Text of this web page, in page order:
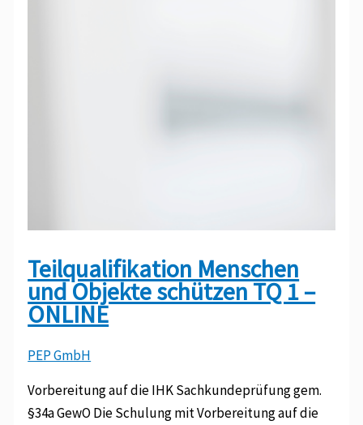
Teilqualifikation Menschen
und Objekte schützen TQ 1 –
ONLINE
PEP GmbH
Vorbereitung auf die IHK Sachkundeprüfung gem.
§34a GewO Die Schulung mit Vorbereitung auf die